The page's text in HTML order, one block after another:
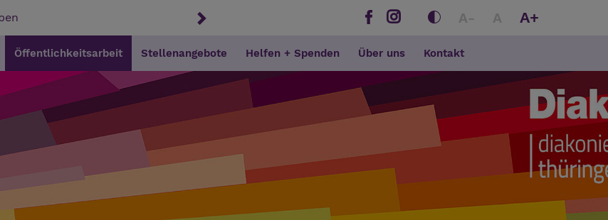
A- A A+
Öffentlichkeitsarbeit Stellenangebote Helfen + Spenden Über uns Kontakt